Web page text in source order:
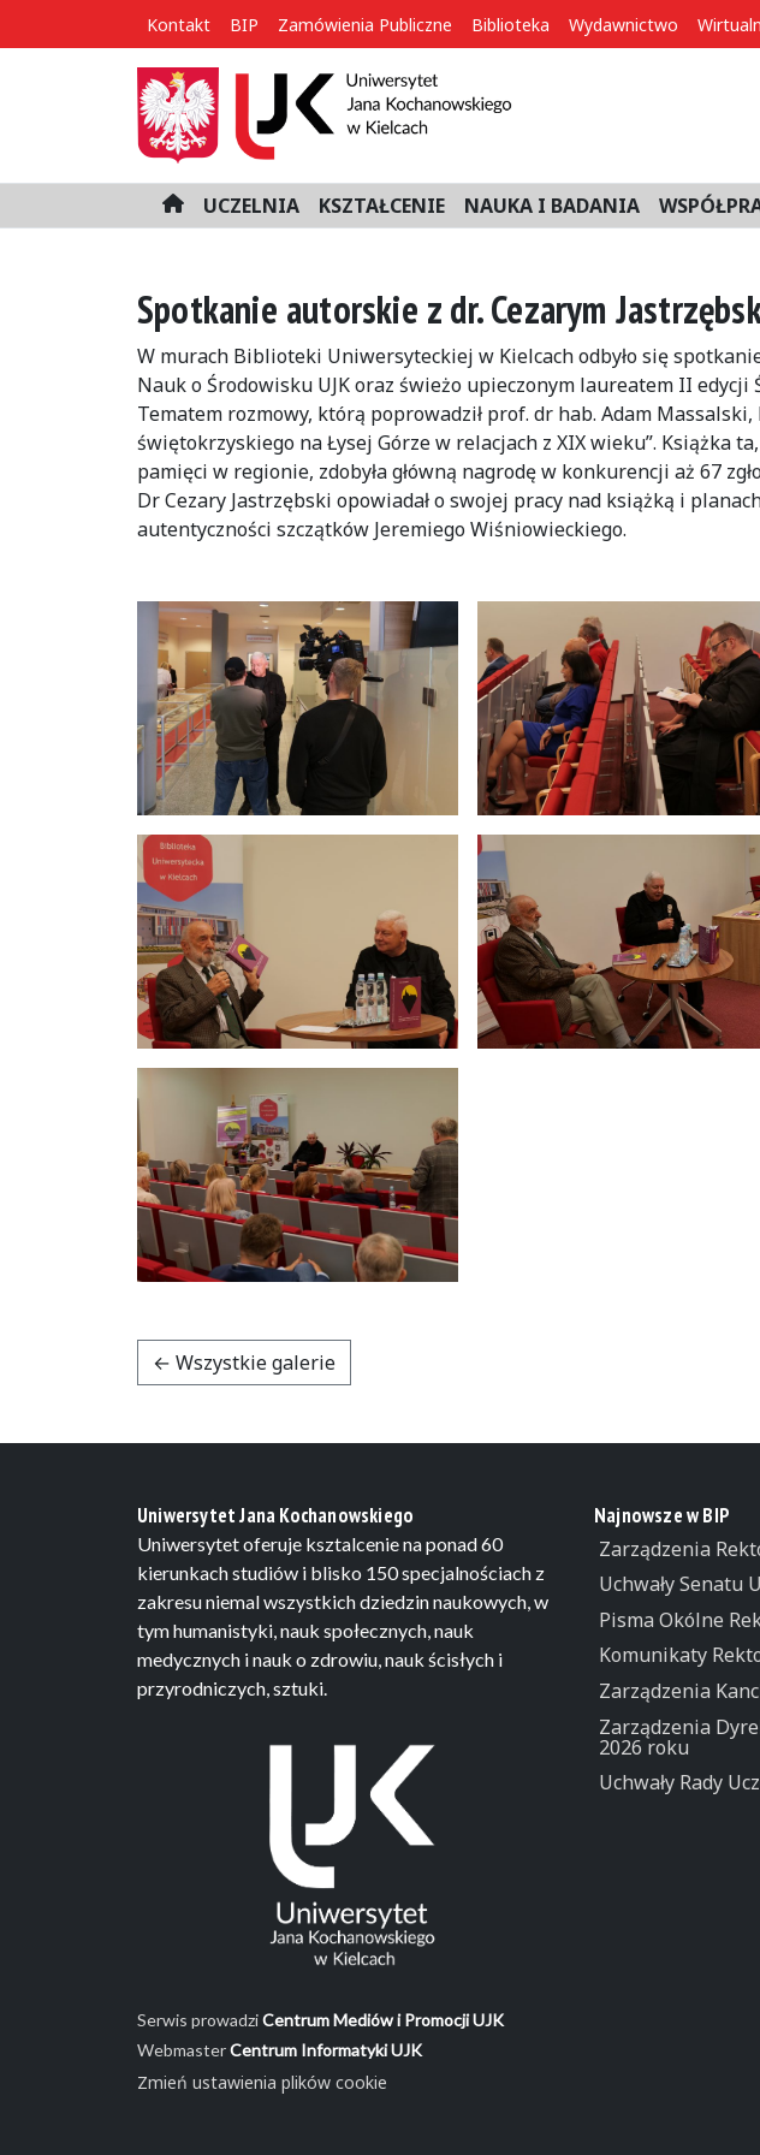
Kontakt BIP Zamówienia Publiczne Biblioteka Wydawnictwo
H
o
UCZELNIA KSZTAŁCENIE NAUKA I BADANIA
Spotkanie autorskie z dr. Cezarym
W murach Biblioteki Uniwersyteckiej w Kielcach odbyło się
Nauk o Środowisku UJK oraz świeżo upieczonym laureatem II
Tematem rozmowy, którą poprowadził prof. dr hab. Adam
świętokrzyskiego na Łysej Górze w relacjach z XIX wieku”. Książka
pamięci w regionie, zdobyła główną nagrodę w konkurencji aż 67
Dr Cezary Jastrzębski opowiadał o swojej pracy nad książką i
autentyczności szczątków Jeremiego Wiśniowieckiego.
← Wszystkie galerie
Uniwersytet Jana Kochanowskiego
Uniwersytet oferuje ksztalcenie na ponad 60
kierunkach studiów i blisko 150 specjalnościach z
zakresu niemal wszystkich dziedzin naukowych, w
tym humanistyki, nauk społecznych, nauk
medycznych i nauk o zdrowiu, nauk ścisłych i
przyrodniczych, sztuki.
Serwis prowadziCentrum Mediów i Promocji UJK
WebmasterCentrum Informatyki UJK
Zmień ustawienia plików cookie
Najnowsze w BIP
Zarządzenia
Uchwały Senatu
Pisma Okólne
Komunikaty
Zarządzenia
Zarządzenia
2026 roku
Uchwały Rady